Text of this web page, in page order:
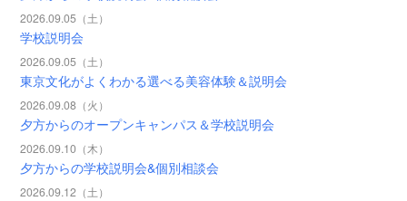
2026.09.05（土）
学校説明会
2026.09.05（土）
東京文化がよくわかる選べる美容体験＆説明会
2026.09.08（火）
夕方からのオープンキャンパス＆学校説明会
2026.09.10（木）
夕方からの学校説明会&個別相談会
2026.09.12（土）